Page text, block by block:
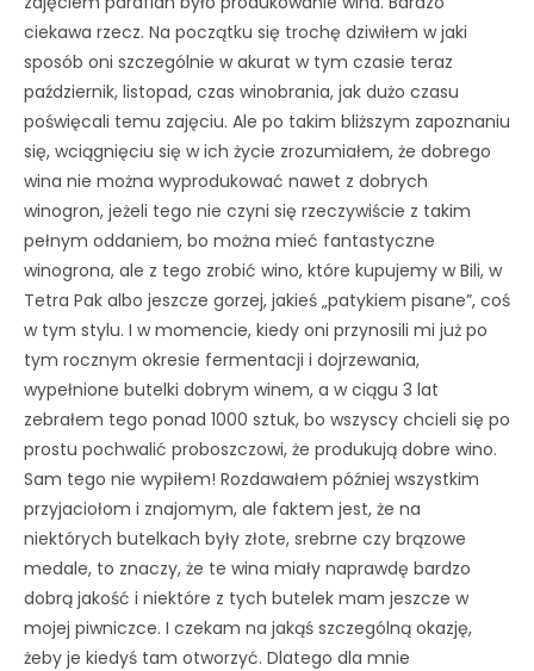
ciekawa rzecz. Na początku się trochę dziwiłem w jaki
sposób oni szczególnie w akurat w tym czasie teraz
październik, listopad, czas winobrania, jak dużo czasu
poświęcali temu zajęciu. Ale po takim bliższym zapoznaniu
się, wciągnięciu się w ich życie zrozumiałem, że dobrego
wina nie można wyprodukować nawet z dobrych
winogron, jeżeli tego nie czyni się rzeczywiście z takim
pełnym oddaniem, bo można mieć fantastyczne
winogrona, ale z tego zrobić wino, które kupujemy w Bili, w
Tetra Pak albo jeszcze gorzej, jakieś „patykiem pisane”, coś
w tym stylu. I w momencie, kiedy oni przynosili mi już po
tym rocznym okresie fermentacji i dojrzewania,
wypełnione butelki dobrym winem, a w ciągu 3 lat
zebrałem tego ponad 1000 sztuk, bo wszyscy chcieli się po
prostu pochwalić proboszczowi, że produkują dobre wino.
Sam tego nie wypiłem! Rozdawałem później wszystkim
przyjaciołom i znajomym, ale faktem jest, że na
niektórych butelkach były złote, srebrne czy brązowe
medale, to znaczy, że te wina miały naprawdę bardzo
dobrą jakość i niektóre z tych butelek mam jeszcze w
mojej piwniczce. I czekam na jakąś szczególną okazję,
żeby je kiedyś tam otworzyć. Dlatego dla mnie